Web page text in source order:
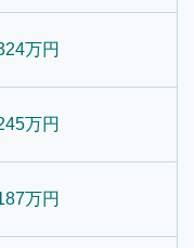
万円
万円
万円